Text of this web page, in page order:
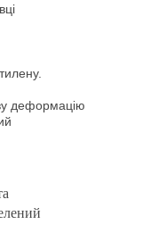
деформацію